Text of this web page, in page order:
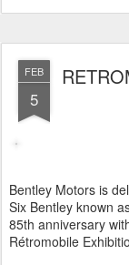
FEB
5
Bentley Motors is
Six Bentley known
85th anniversary
Rétromobile